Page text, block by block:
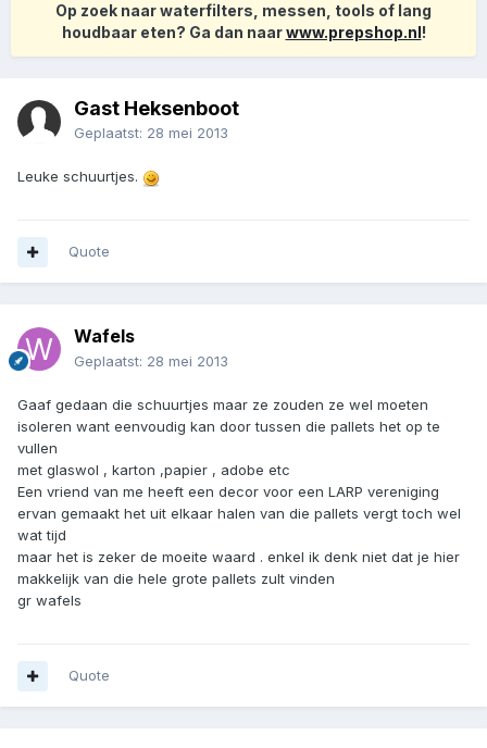
Op zoek naar waterfilters, messen, tools of lang
houdbaar eten? Ga dan naarwww.prepshop.nl!
Gast Heksenboot
Geplaatst: 28 mei 2013
Leuke schuurtjes.
Quote
Wafels
Geplaatst: 28 mei 2013
Gaaf gedaan die schuurtjes maar ze zouden ze wel moeten
isoleren want eenvoudig kan door tussen die pallets het op te
vullen
met glaswol , karton ,papier , adobe etc
Een vriend van me heeft een decor voor een LARP vereniging
ervan gemaakt het uit elkaar halen van die pallets vergt toch wel
wat tijd
maar het is zeker de moeite waard . enkel ik denk niet dat je hier
makkelijk van die hele grote pallets zult vinden
gr wafels
Quote